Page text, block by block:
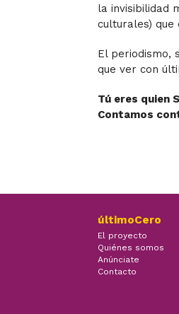
la invisibilidad
culturales) que
El periodismo,
que ver con
Tú eres quien
Contamos
últimoCero
El proyecto
Quiénes somos
Anúnciate
Contacto